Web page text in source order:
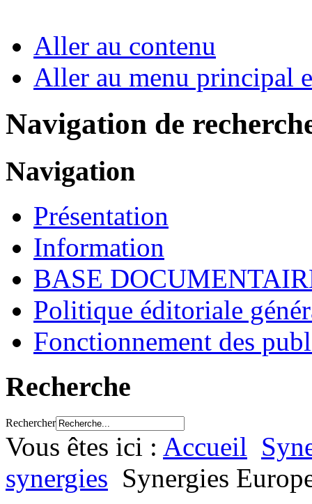
Aller au contenu
Aller au menu principal
Navigation de
Navigation
Présentation
Information
BASE
Politique éditoriale
Fonctionnement des
Recherche
Rechercher
Vous êtes ici : Accueil
synergies Synergies